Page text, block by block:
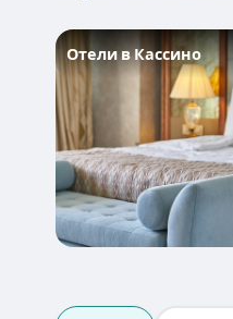
Отели в Кассино